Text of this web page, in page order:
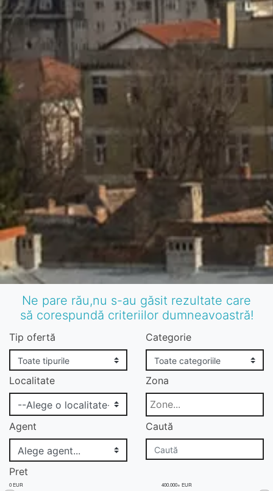
Ne pare rău,nu s-au găsit rezultate care
să corespundă criteriilor dumneavoastră!
Tip ofertă Categorie
Localitate Zona
Agent Caută
Pret
0 EUR 400.000+ EUR